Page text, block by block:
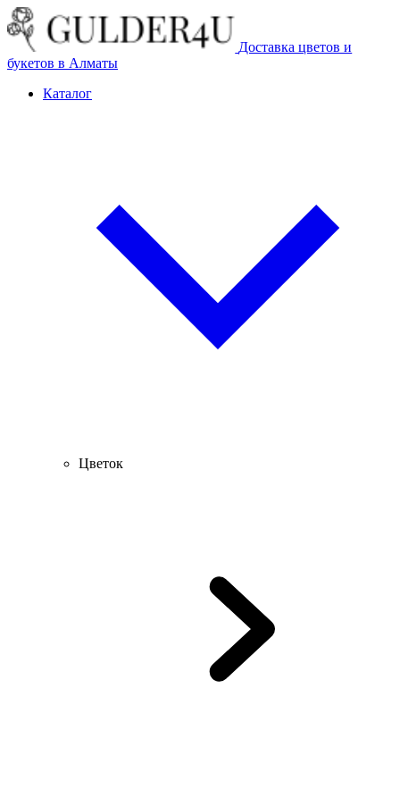
Доставка цветов и
букетов в Алматы
Каталог
Цветок